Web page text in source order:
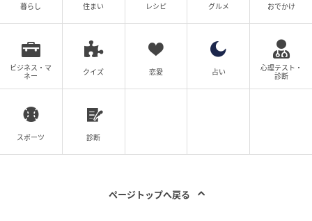
(C)テレビ朝日
次の記事
#1 送迎のバスから「娘が降りてきてませ
ん」
暮らし 住まい レシピ グルメ おでかけ
ビジネス・マ
ネー
クイズ 恋愛 占い
心理テスト・
診断
スポーツ 診断
ページトップへ戻る